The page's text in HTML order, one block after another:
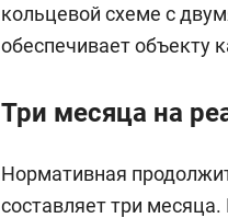
кольцевой схеме с
обеспечивает объекту
Три месяца на
Нормативная
составляет три